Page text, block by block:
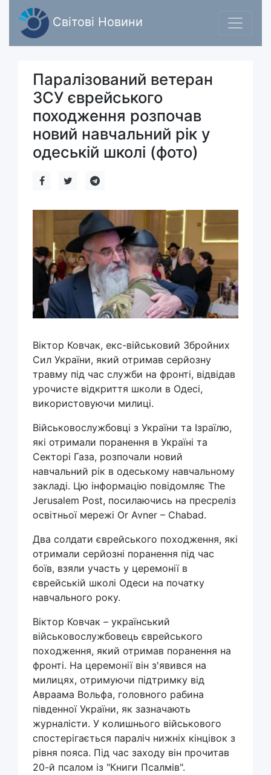
Світові Новини
Паралізований ветеран
ЗСУ єврейського
походження розпочав
новий навчальний рік у
одеській школі (фото)
Віктор Ковчак, екс-військовий Збройних
Сил України, який отримав серйозну
травму під час служби на фронті, відвідав
урочисте відкриття школи в Одесі,
використовуючи милиці.
Військовослужбовці з України та Ізраїлю,
які отримали поранення в Україні та
Секторі Газа, розпочали новий
навчальний рік в одеському навчальному
закладі. Цю інформацію повідомляє The
Jerusalem Post, посилаючись на пресреліз
освітньої мережі Or Avner – Chabad.
Два солдати єврейського походження, які
отримали серйозні поранення під час
боїв, взяли участь у церемонії в
єврейській школі Одеси на початку
навчального року.
Віктор Ковчак – український
військовослужбовець єврейського
походження, який отримав поранення на
фронті. На церемонії він з'явився на
милицях, отримуючи підтримку від
Авраама Вольфа, головного рабина
південної України, як зазначають
журналісти. У колишнього військового
спостерігається параліч нижніх кінцівок з
рівня пояса. Під час заходу він прочитав
20-й псалом із "Книги Псалмів".